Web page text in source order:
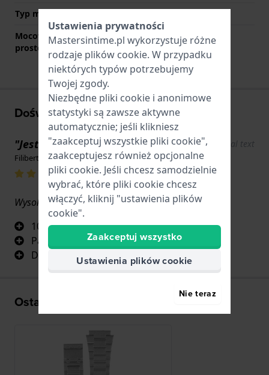
Typ mocowania
Mocowanie za pomocą
prostego bolca
Nie
Doświadczenia użytkowników
"Jest to oryginalny produkt." Show original text
Filiberto Hernandez · 17 czerwca 2022
Wysoka jakość.
100% Oryginalny.
Pasuje idealnie.
Doskonała jakość.
Ostatnio oglądane
Ustawienia prywatności
Mastersintime.pl wykorzystuje różne
rodzaje plików cookie. W przypadku
niektórych typów potrzebujemy
Twojej zgody.
Niezbędne pliki cookie i anonimowe
statystyki są zawsze aktywne
automatycznie; jeśli klikniesz
"zaakceptuj wszystkie pliki cookie",
zaakceptujesz również opcjonalne
pliki cookie. Jeśli chcesz samodzielnie
wybrać, które pliki cookie chcesz
włączyć, kliknij "ustawienia plików
cookie".
Zaakceptuj wszystko
Ustawienia plików cookie
Nie teraz